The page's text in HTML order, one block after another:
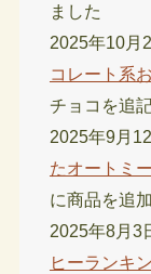
ました
2025年10月
コレート系
チョコを追
2025年9月
たオートミ
に商品を追
2025年8月3
ヒーランキ